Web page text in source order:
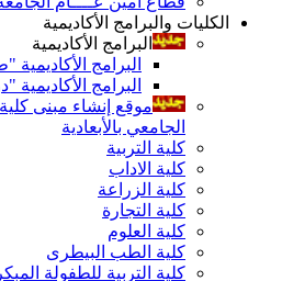
الكليات والبرامج الأكاديمية
البرامج الأكاديمية
البرامج الأكاديمية
البرامج الأكاديمية
موقع إنشاء مبنى
الجامعي بالأبعادية
كلية التربية
كلية الاداب
كلية الزراعة
كلية التجارة
كلية العلوم
كلية الطب البيطرى
كلية التربية للطفولة